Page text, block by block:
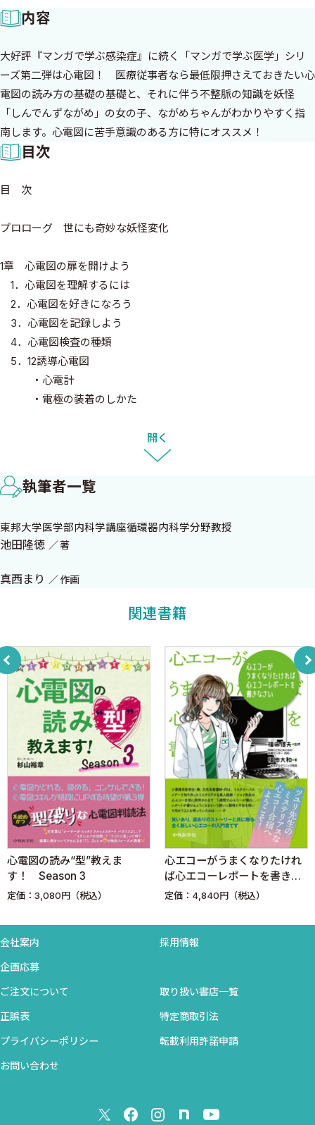
内容
大好評『マンガで学ぶ感染症』に続く「マンガで学ぶ医学」シリ
ーズ第二弾は心電図！ 医療従事者なら最低限押さえておきたい心
電図の読み方の基礎の基礎と、それに伴う不整脈の知識を妖怪
「しんでんずながめ」の女の子、ながめちゃんがわかりやすく指
南します。心電図に苦手意識のある方に特にオススメ！
目次
目 次
プロローグ 世にも奇妙な妖怪変化
1章 心電図の扉を開けよう
1．心電図を理解するには
2．心電図を好きになろう
3．心電図を記録しよう
4．心電図検査の種類
5．12誘導心電図
・心電計
・電極の装着のしかた
2章 正常心電図の読み方
1．読み方の順序
・感度
3．調律診断と心拍数の推定
・調律
4．電気軸と心臓回転の判定
3章 見逃せない心電図異常
1．危険な心電図異常とは？
・QT延長症候群
・ブルガダ症候群
・T波の陰転化
2．症例I
3．症例II
4．症例III
5．心臓ペースメーカーと植込み型除細動器
・ペースメーカー
・植込み型除細動器（ICD）
・日常生活の注意点
4章 不整脈の定義と分類
3．不整脈の原因
4．不整脈の検査
5．不整脈の治療
・洞不全症候群（sick sinus syndrome: SSS）
・房室ブロック（atrioventricular block）
・心房期外収縮（atrial premature contraction: APC）
開く
執筆者一覧
東邦大学医学部内科学講座循環器内科学分野教授
池田隆徳 著
真西まり 作画
関連書籍
心電図の読み“型”教えま
す！ Season 3
定価：3,080円（税込）
心エコーがうまくなりたけれ
ば心エコーレポートを書きな
さい
定価：4,840円（税込）
会社案内 採用情報
企画応募
ご注文について 取り扱い書店一覧
正誤表 特定商取引法
プライバシーポリシー 転載利用許諾申請
お問い合わせ